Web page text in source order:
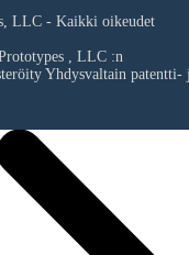
LLC - Kaikki oikeudet
, LLC:n
Yhdysvaltain patentti-